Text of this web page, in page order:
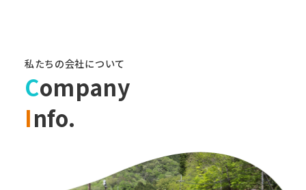
私たちの会社について
Company
Info.